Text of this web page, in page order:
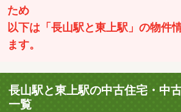
ため
以下は「長山駅と東上駅」の物件
ます。
長山駅と東上駅の中古住宅・中
一覧